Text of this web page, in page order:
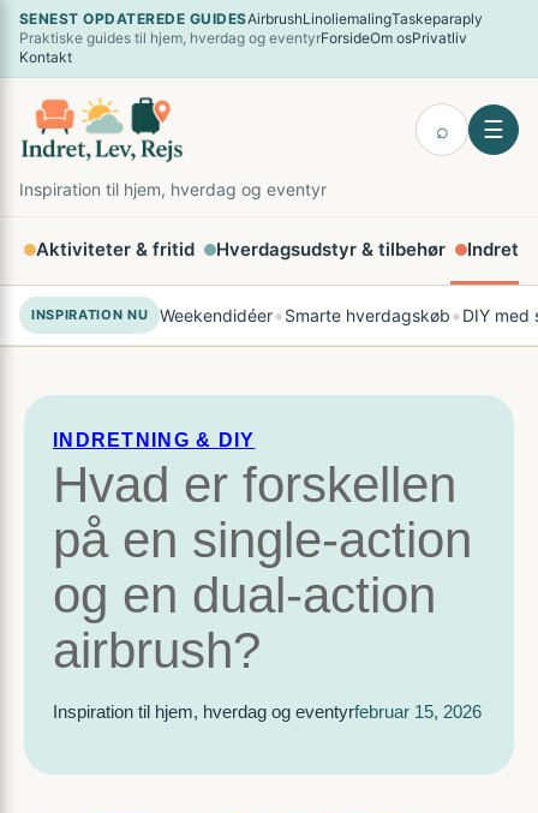
Spring
SENEST OPDATEREDE GUIDESAirbrushLinoliemalingTaskeparaply
Praktiske guides til hjem, hverdag og eventyrForsideOm osPrivatliv
Kontakt
⌕ ☰
Inspiration til hjem, hverdag og eventyr
Aktiviteter & fritid Hverdagsudstyr & tilbehør
INSPIRATION NU Weekendidéer•Smarte hverdagskøb•DIY med
INDRETNING & DIY
Hvad er forskellen
på en single-action
og en dual-action
airbrush?
Inspiration til hjem, hverdag og eventyrfebruar 15, 2026